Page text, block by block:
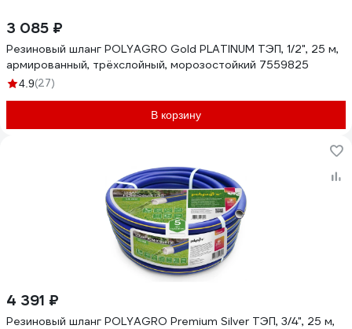
3 085 ₽
Резиновый шланг POLYAGRO Gold PLATINUM ТЭП, 1/2", 25 м,
армированный, трёхслойный, морозостойкий 7559825
4.9(27)
В корзину
4 391 ₽
Резиновый шланг POLYAGRO Premium Silver ТЭП, 3/4", 25 м,